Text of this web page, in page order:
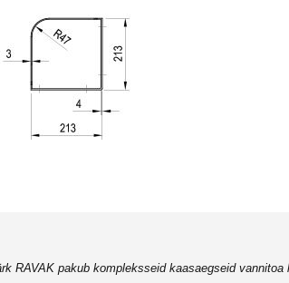
RAVAK pakub kompleksseid kaasaegseid